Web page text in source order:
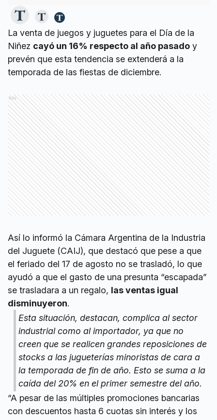
La venta de juegos y juguetes para el Día de la
Niñez cayó un 16% respecto al año pasado y
prevén que esta tendencia se extenderá a la
temporada de las fiestas de diciembre.
Ads
Así lo informó la Cámara Argentina de la Industria
del Juguete (CAIJ), que destacó que pese a que
el feriado del 17 de agosto no se trasladó, lo que
ayudó a que el gasto de una presunta “escapada”
se trasladara a un regalo, las ventas igual
disminuyeron.
Esta situación, destacan, complica al sector
industrial como al importador, ya que no
creen que se realicen grandes reposiciones de
stocks a las jugueterías minoristas de cara a
la temporada de fin de año. Esto se suma a la
caída del 20% en el primer semestre del año.
“A pesar de las múltiples promociones bancarias
con descuentos hasta 6 cuotas sin interés y los